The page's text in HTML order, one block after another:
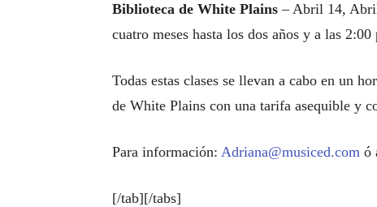
Biblioteca de White Plains – Abril 14,
cuatro meses hasta los dos años y a las
Todas estas clases se llevan a cabo en un
de White Plains con una tarifa asequible y
Para información: Adriana@musiced.com ó
[/tab][/tabs]